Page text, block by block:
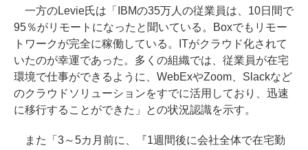
一方のLevie氏は「IBMの35万人の従業員は、10日間で
95％がリモートになったと聞いている。Boxでもリモー
トワークが完全に稼働している。ITがクラウド化されて
いたのが幸運であった。多くの組織では、従業員が在宅
環境で仕事ができるように、WebExやZoom、Slackなど
のクラウドソリューションをすでに活用しており、迅速
に移行することができた」との状況認識を示す。
また「3～5カ月前に、『1週間後に会社全体で在宅勤